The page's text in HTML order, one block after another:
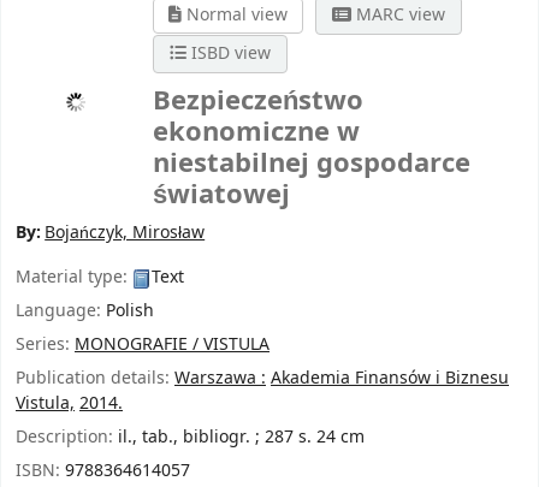
Normal view
MARC view
ISBD view
Bezpieczeństwo
ekonomiczne w
niestabilnej gospodarce
światowej
By: Bojańczyk, Mirosław
Material type:
Text
Language: Polish
Series: MONOGRAFIE / VISTULA
Publication details: Warszawa :Akademia Finansów i Biznesu
Vistula,2014.
Description: il., tab., bibliogr. ; 287 s. 24 cm
ISBN: 9788364614057